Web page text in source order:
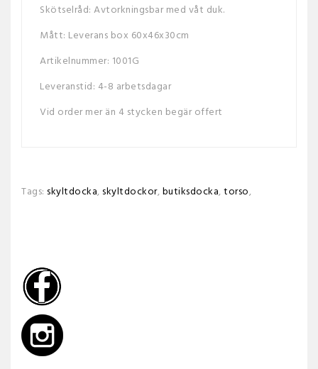
Skötselråd: Avtorkningsbar med våt duk.
Mått: Leverans box 60x46x30cm
Artikelnummer: 1001G
Leveranstid: 4-8 arbetsdagar
Vid order mer än 4 stycken begär offert
Tags: skyltdocka, skyltdockor,butiksdocka,torso,